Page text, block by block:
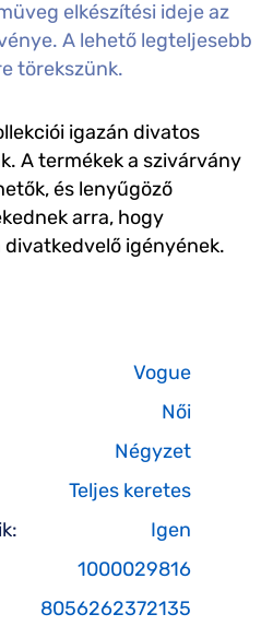
elkészítési ideje az
A lehető legteljesebb
törekszünk.
igazán divatos
A termékek a szivárvány
és lenyűgöző
arra, hogy
igényének.
Vogue
Női
Négyzet
Teljes keretes
Igen
1000029816
8056262372135